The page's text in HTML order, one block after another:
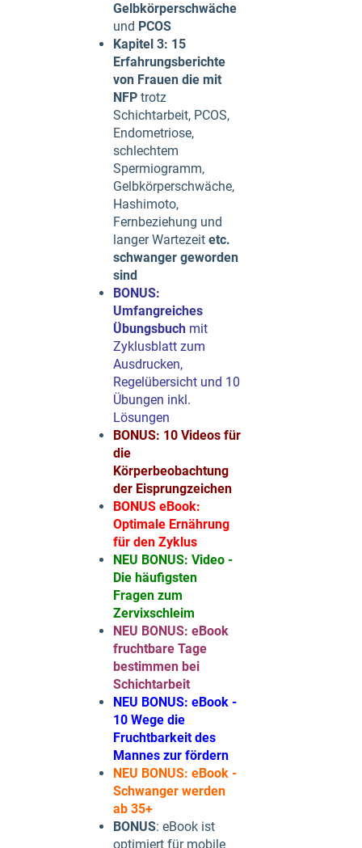
Gelbkörperschwäche
und PCOS
Kapitel 3: 15
Erfahrungsberichte
von Frauen die mit
NFP trotz
Schichtarbeit, PCOS,
Endometriose,
schlechtem
Spermiogramm,
Gelbkörperschwäche,
Hashimoto,
Fernbeziehung und
langer Wartezeit etc.
schwanger geworden
sind
BONUS:
Umfangreiches
Übungsbuch mit
Zyklusblatt zum
Ausdrucken,
Regelübersicht und 10
Übungen inkl.
Lösungen
BONUS: 10 Videos für
die
Körperbeobachtung
der Eisprungzeichen
BONUS eBook:
Optimale Ernährung
für den Zyklus
NEU BONUS: Video -
Die häufigsten
Fragen zum
Zervixschleim
NEU BONUS: eBook
fruchtbare Tage
bestimmen bei
Schichtarbeit
NEU BONUS: eBook -
10 Wege die
Fruchtbarkeit des
Mannes zur fördern
NEU BONUS: eBook -
Schwanger werden
ab 35+
BONUS: eBook ist
optimiert für mobile